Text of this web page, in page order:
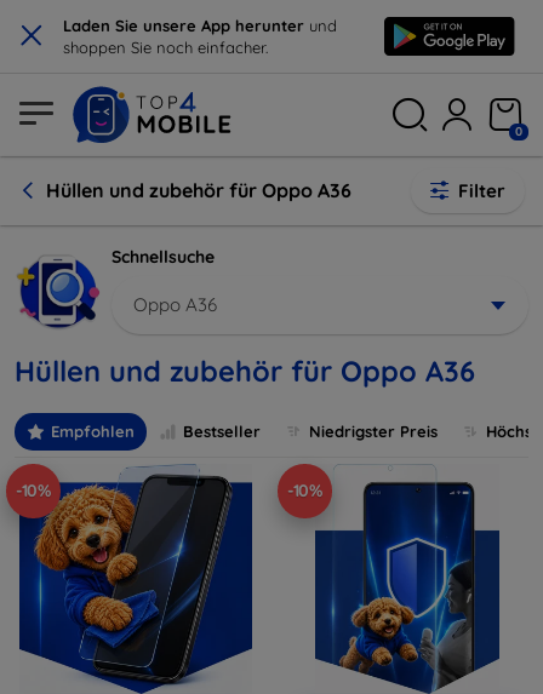
× Laden Sie unsere App herunter und
shoppen Sie noch einfacher.
0
Hüllen und zubehör für Oppo A36 Filter
Schnellsuche
Oppo A36
Hüllen und zubehör für Oppo A36
Empfohlen Bestseller Niedrigster Preis
-10% -10%